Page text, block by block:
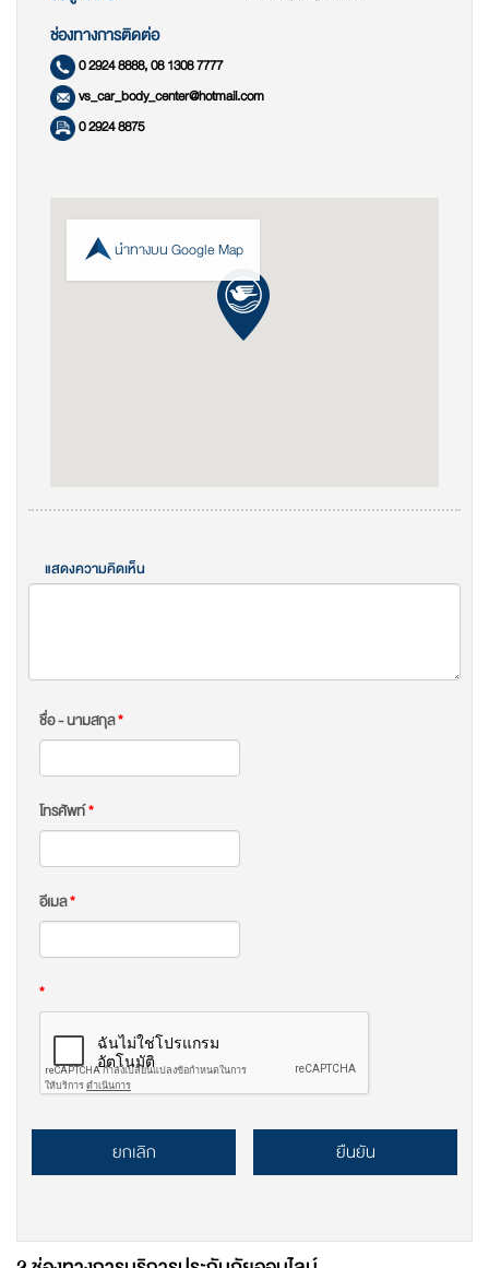
ช่องทางการติดต่อ
0 2924 8888, 08 1308 7777
vs_car_body_center@hotmail.com
0 2924 8875
นำทางบน Google Map
แสดงความคิดเห็น
ชื่อ - นามสกุล*
โทรศัพท์*
อีเมล*
*
ยกเลิก ยืนยัน